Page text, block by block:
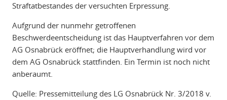
Straftatbestandes der versuchten Erpressung.
Aufgrund der nunmehr getroffenen
Beschwerdeentscheidung ist das Hauptverfahren vor dem
AG Osnabrück eröffnet; die Hauptverhandlung wird vor
dem AG Osnabrück stattfinden. Ein Termin ist noch nicht
anberaumt.
Quelle: Pressemitteilung des LG Osnabrück Nr. 3/2018 v.